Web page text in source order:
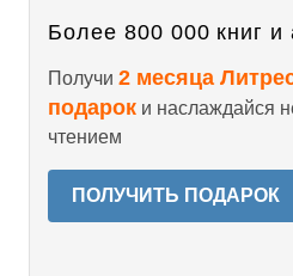
Более 800 000 книг и
Получи 2 месяца
подарок и наслаждайся
чтением
ПОЛУЧИТЬ ПОДАРОК